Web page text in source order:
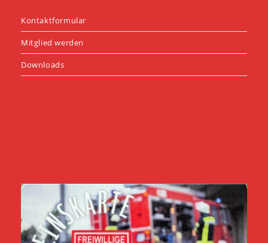
Kontaktformular
Mitglied werden
Downloads